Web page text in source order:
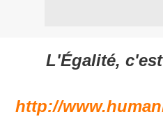
L'Égalité,
http://